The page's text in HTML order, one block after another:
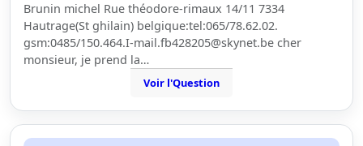
Brunin michel Rue théodore-rimaux 14/11 7334
Hautrage(St ghilain) belgique:tel:065/78.62.02.
gsm:0485/150.464.I-mail.fb428205@skynet.be cher
monsieur, je prend la…
Voir l'Question